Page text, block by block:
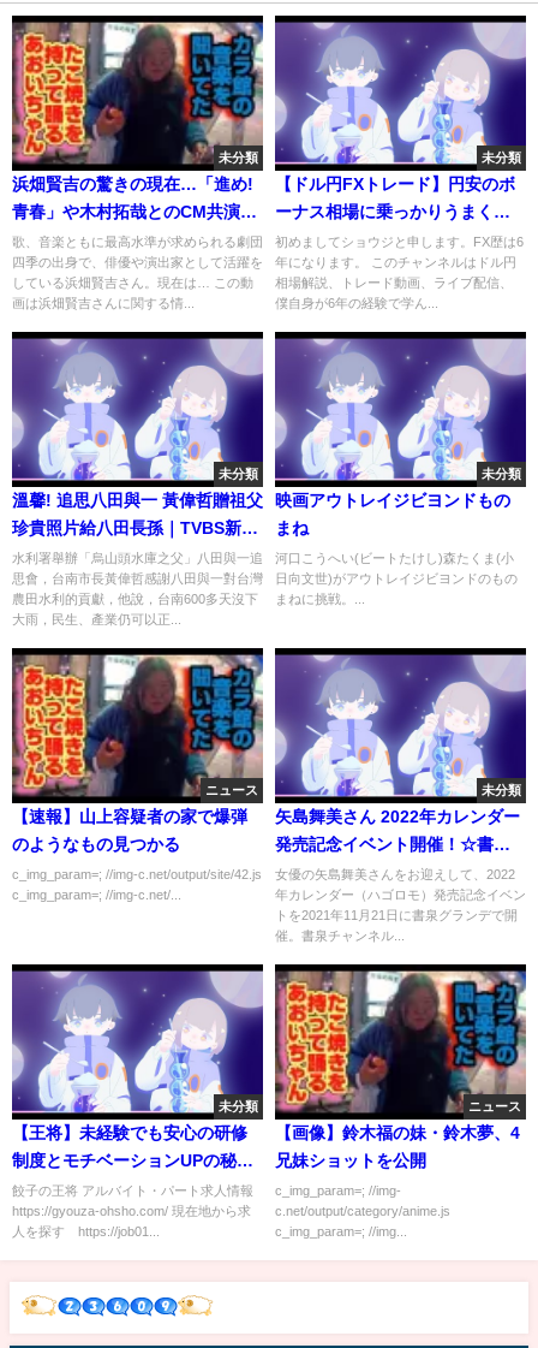
未分類
浜畑賢吉の驚きの現在…「進め!
青春」や木村拓哉とのCM共演で
話題となった俳優は今…
歌、音楽ともに最高水準が求められる劇団
四季の出身で、俳優や演出家として活躍を
している浜畑賢吉さん。現在は… この動
画は浜畑賢吉さんに関する情...
未分類
【ドル円FXトレード】円安のボ
ーナス相場に乗っかりうまく利
確出来ました！ドル円ロングを
している方々おめでとうござい
ます！
初めましてショウジと申します。FX歴は6
年になります。 このチャンネルはドル円
相場解説、トレード動画、ライブ配信、
僕自身が6年の経験で学ん...
未分類
溫馨! 追思八田與一 黃偉哲贈祖父
珍貴照片給八田長孫｜TVBS新聞
@TVBSNEWS01
水利署舉辦「烏山頭水庫之父」八田與一追
思會，台南市長黃偉哲感謝八田與一對台灣
農田水利的貢獻，他說，台南600多天沒下
大雨，民生、產業仍可以正...
未分類
映画アウトレイジビヨンドもの
まね
河口こうへい(ビートたけし)森たくま(小
日向文世)がアウトレイジビヨンドのもの
まねに挑戦。...
ニュース
【速報】山上容疑者の家で爆弾
のようなもの見つかる
c_img_param=; //img-c.net/output/site/42.js
c_img_param=; //img-c.net/...
未分類
矢島舞美さん 2022年カレンダー
発売記念イベント開催！☆書泉
チャンネル
女優の矢島舞美さんをお迎えして、2022
年カレンダー（ハゴロモ）発売記念イベン
トを2021年11月21日に書泉グランデで開
催。書泉チャンネル...
未分類
【王将】未経験でも安心の研修
制度とモチベーションUPの秘訣
とは？【アルバイト】【パー
ト】【王将】【おしごと百花】
餃子の王将 アルバイト・パート求人情報
https://gyouza-ohsho.com/ 現在地から求
人を探す https://job01...
ニュース
【画像】鈴木福の妹・鈴木夢、4
兄妹ショットを公開
c_img_param=; //img-
c.net/output/category/anime.js
c_img_param=; //img...